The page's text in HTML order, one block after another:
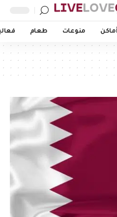
أماكن منوعات طعام